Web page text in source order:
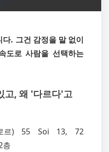
. 그건 감정을 말 없이
도로 사람을 선택하는
고, 왜 '다르다'고
르) 55 Soi 13, 72
층